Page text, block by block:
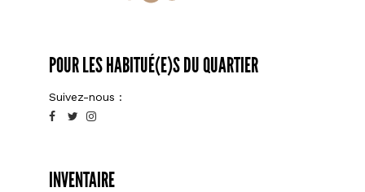
POUR LES HABITUÉ(E)S DU QUARTIER
Suivez-nous :
INVENTAIRE